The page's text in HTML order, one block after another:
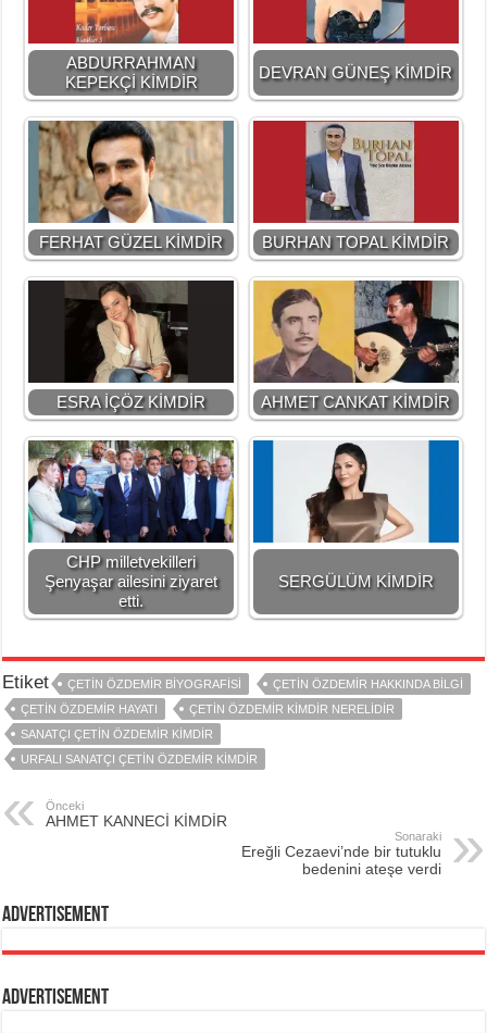
ABDURRAHMAN
KEPEKÇİ KİMDİR
DEVRAN GÜNEŞ KİMDİR
FERHAT GÜZEL KİMDİR BURHAN TOPAL KİMDİR
ESRA İÇÖZ KİMDİR AHMET CANKAT KİMDİR
CHP milletvekilleri
Şenyaşar ailesini ziyaret
etti.
SERGÜLÜM KİMDİR
Etiket ÇETİN ÖZDEMİR BİYOGRAFİSİ
ÇETİN ÖZDEMİR HAKKINDA BİLGİ
ÇETİN ÖZDEMİR HAYATI
ÇETİN ÖZDEMİR KİMDİR NERELİDİR
SANATÇI ÇETİN ÖZDEMİR KİMDİR
URFALI SANATÇI ÇETİN ÖZDEMİR KİMDİR
Önceki
AHMET KANNECİ KİMDİR
Sonaraki
Ereğli Cezaevi’nde bir tutuklu
bedenini ateşe verdi
Advertisement
Advertisement